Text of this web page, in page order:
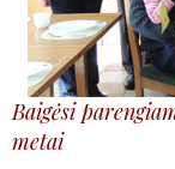
Baigėsi
metai